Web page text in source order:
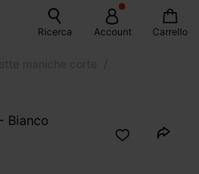
Ricerca Account Carrello
Bianco